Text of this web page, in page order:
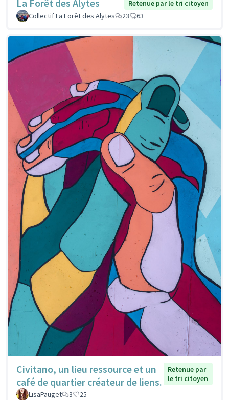
La Forêt des Alytes
Retenue par le tri citoyen
Collectif La Forêt des Alytes
23 63
Civitano, un lieu ressource et un
café de quartier créateur de liens.
Retenue par
le tri citoyen
LisaPauget
3 25